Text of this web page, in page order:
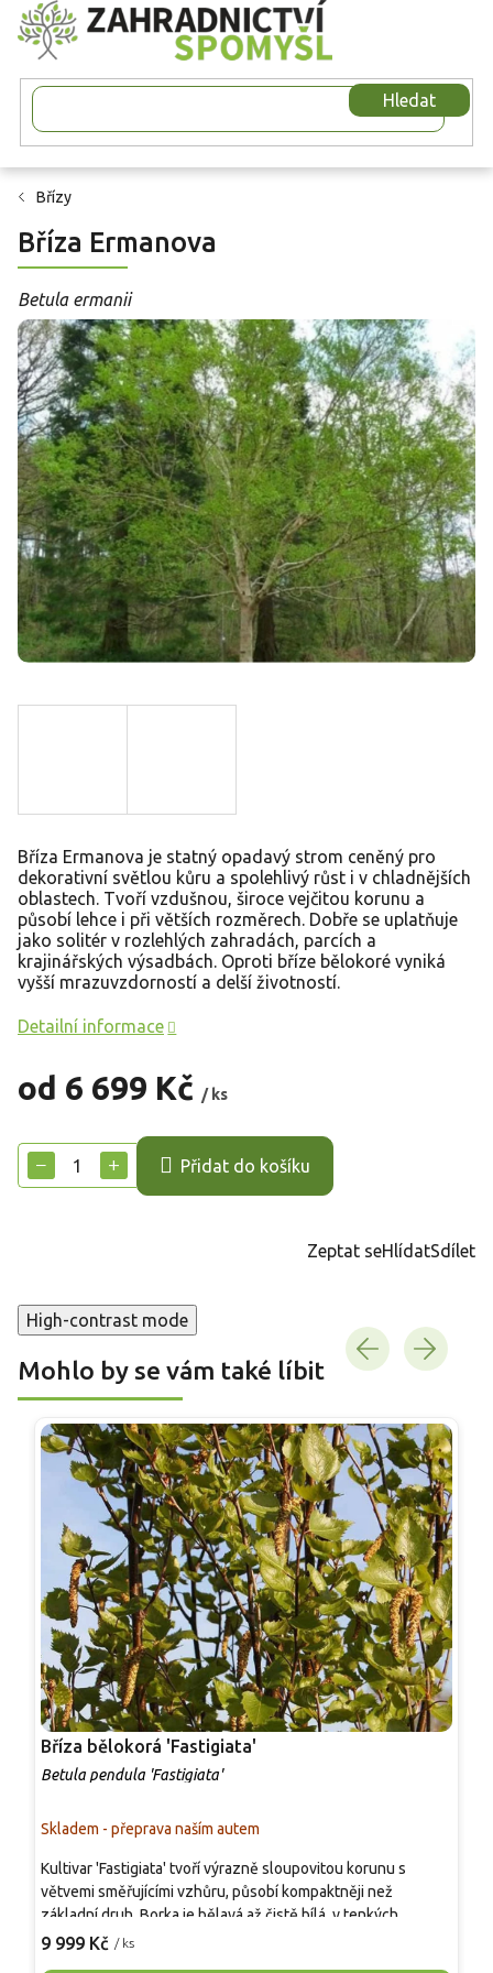
Přejít
na
obsah
Hledat
Břízy
Bříza Ermanova
Betula ermanii
od 6 699 Kč / ks
cena:
+
− Přidat do košíku
Bříza Ermanova je statný opadavý strom ceněný pro
dekorativní světlou kůru a spolehlivý růst i v chladnějších
oblastech. Tvoří vzdušnou, široce vejčitou korunu a
působí lehce i při větších rozměrech. Dobře se uplatňuje
jako solitér v rozlehlých zahradách, parcích a
krajinářských výsadbách. Oproti bříze bělokoré vyniká
vyšší mrazuvzdorností a delší životností.
Detailní informace
Zeptat seHlídatSdílet
High-contrast mode
Mohlo by se vám také líbit
Bříza bělokorá 'Fastigiata'
Betula pendula 'Fastigiata'
Skladem - přeprava naším autem
9 999 Kč / ks
Kultivar 'Fastigiata' tvoří výrazně sloupovitou korunu s
větvemi směřujícími vzhůru, působí kompaktněji než
základní druh. Borka je bělavá až čistě bílá, v tenkých
šupinách se odlupuje, u báze starších kmenů tmavne. Listy